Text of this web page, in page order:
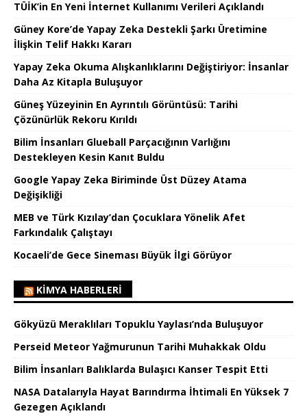
TÜİK’in En Yeni İnternet Kullanımı Verileri Açıklandı
Güney Kore’de Yapay Zeka Destekli Şarkı Üretimine
İlişkin Telif Hakkı Kararı
Yapay Zeka Okuma Alışkanlıklarını Değiştiriyor: İnsanlar
Daha Az Kitapla Buluşuyor
Güneş Yüzeyinin En Ayrıntılı Görüntüsü: Tarihi
Çözünürlük Rekoru Kırıldı
Bilim İnsanları Glueball Parçacığının Varlığını
Destekleyen Kesin Kanıt Buldu
Google Yapay Zeka Biriminde Üst Düzey Atama
Değişikliği
MEB ve Türk Kızılay’dan Çocuklara Yönelik Afet
Farkındalık Çalıştayı
Kocaeli’de Gece Sineması Büyük İlgi Görüyor
KIMYA HABERLERI
Gökyüzü Meraklıları Topuklu Yaylası’nda Buluşuyor
Perseid Meteor Yağmurunun Tarihi Muhakkak Oldu
Bilim İnsanları Balıklarda Bulaşıcı Kanser Tespit Etti
NASA Datalarıyla Hayat Barındırma İhtimali En Yüksek 7
Gezegen Açıklandı